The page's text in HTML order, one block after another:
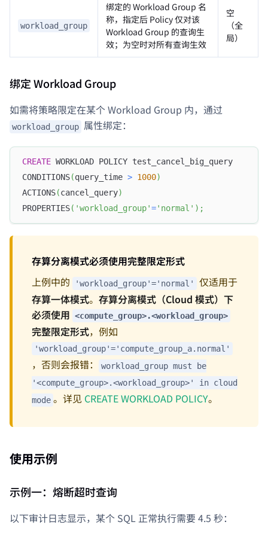
workload_group
绑定的 Workload Group 名
称，指定后 Policy 仅对该
Workload Group 的查询生
效；为空时对所有查询生效
空
（全
局）
绑定 Workload Group
如需将策略限定在某个 Workload Group 内，通过
workload_group 属性绑定：
CREATE WORKLOAD POLICY test_cancel_big_query
CONDITIONS(query_time > 1000)
ACTIONS(cancel_query)
PROPERTIES( 'workload_group'='normal' ) ;
存算分离模式必须使用完整限定形式
上例中的
'workload_group'='normal'
仅适用于
存算一体模式。 存算分离模式（Cloud 模式）下
必须使用 <compute_group>.<workload_group>
完整限定形式，例如
'workload_group'='compute_group_a.normal'
，否则会报错：
workload_group must be
'<compute_group>.<workload_group>' in cloud
mode 。详见 CREATE WORKLOAD POLICY。
使用示例
示例一：熔断超时查询
以下审计日志显示，某个 SQL 正常执行需要 4.5 秒：